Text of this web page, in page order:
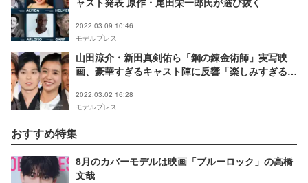
2022.03.09 10:46
モデルプレス
山田涼介・新田真剣佑ら「鋼の錬金術師」実写映
画、豪華すぎるキャスト陣に反響「楽しみすぎる」
2022.03.02 16:28
モデルプレス
おすすめ特集
8月のカバーモデルは映画「ブルーロック」の高橋
文哉